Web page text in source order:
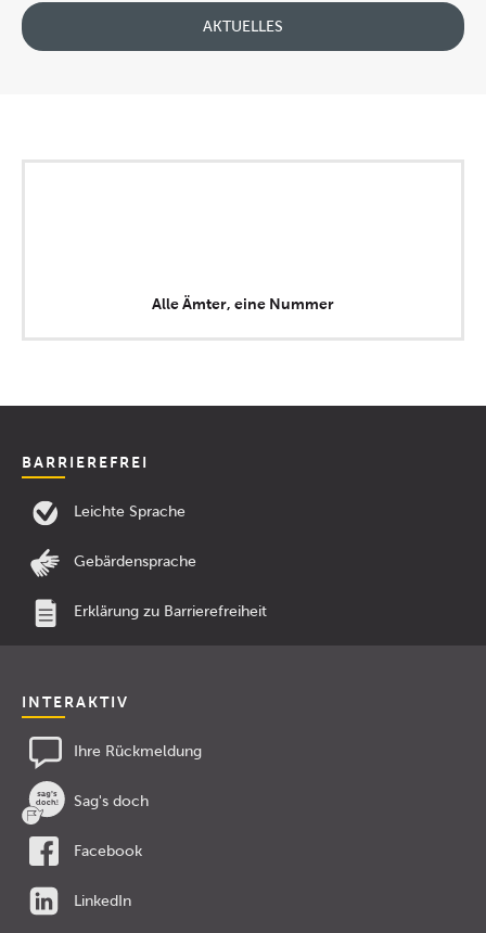
AKTUELLES
Alle Ämter, eine Nummer
BARRIEREFREI
Leichte Sprache
Gebärdensprache
Erklärung zu Barrierefreiheit
INTERAKTIV
Ihre Rückmeldung
Sag's doch
Facebook
LinkedIn